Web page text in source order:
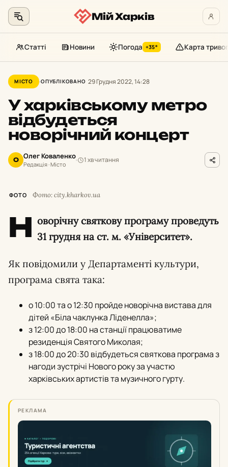
до
контенту
Мій Харків
Статті Новини Погода +35° Карта тривог
МІСТО ОПУБЛІКОВАНО 29 Грудня 2022, 14:28
У харківському метро
відбудеться
новорічний концерт
О Олег Коваленко
Редакція · Місто
1 хв читання
ФОТО Фото: city.kharkov.ua
Н оворічну святкову програму проведуть
31 грудня на ст. м. «Університет».
Як повідомили у Департаменті культури,
програма свята така:
о 10:00 та о 12:30 пройде новорічна вистава для
дітей «Біла чаклунка Ліденелла»;
з 12:00 до 18:00 на станції працюватиме
резиденція Святого Миколая;
з 18:00 до 20:30 відбудеться святкова програма з
нагоди зустрічі Нового року за участю
харківських артистів та музичного гурту.
РЕКЛАМА